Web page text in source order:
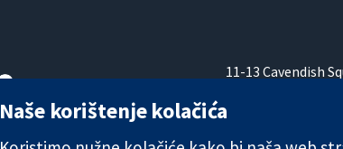
11-13 Cavendish
W1G 0AN
Naše korištenje kolačića